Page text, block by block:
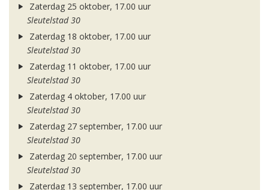
Zaterdag 25 oktober, 17.00 uur
Sleutelstad 30
Zaterdag 18 oktober, 17.00 uur
Sleutelstad 30
Zaterdag 11 oktober, 17.00 uur
Sleutelstad 30
Zaterdag 4 oktober, 17.00 uur
Sleutelstad 30
Zaterdag 27 september, 17.00 uur
Sleutelstad 30
Zaterdag 20 september, 17.00 uur
Sleutelstad 30
Zaterdag 13 september, 17.00 uur